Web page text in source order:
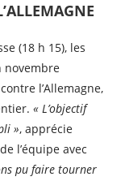
(18 h 15), les
novembre
l’Allemagne,
« L’objectif
», apprécie
l’équipe avec
pu faire tourner